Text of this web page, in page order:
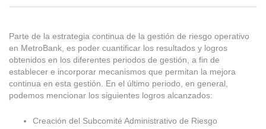
Logros
del
Último
Parte de la estrategia continua de la gestión de riesgo operativo
en MetroBank, es poder cuantificar los resultados y logros
obtenidos en los diferentes periodos de gestión, a fin de
establecer e incorporar mecanismos que permitan la mejora
continua en esta gestión. En el último periodo, en general,
podemos mencionar los siguientes logros alcanzados:
Creación del Subcomité Administrativo de Riesgo